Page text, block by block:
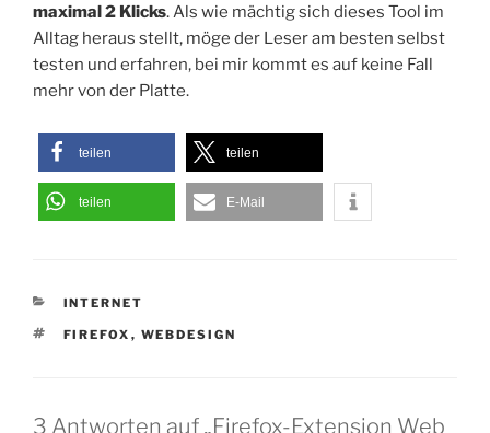
maximal 2 Klicks. Als wie mächtig sich dieses Tool im
Alltag heraus stellt, möge der Leser am besten selbst
testen und erfahren, bei mir kommt es auf keine Fall
mehr von der Platte.
teilen teilen
teilen E-Mail
KATEGORIEN
INTERNET
SCHLAGWÖRTER
FIREFOX , WEBDESIGN
3 Antworten auf „Firefox-Extension Web